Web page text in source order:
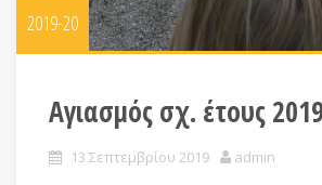
2019-20
Αγιασμός σχ. έτους
13 Σεπτεμβρίου 2019 admin